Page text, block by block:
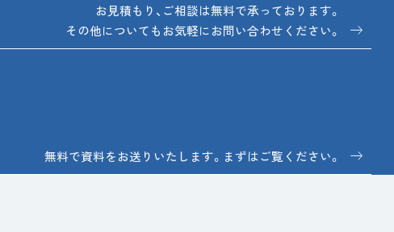
お見積もり、ご相談は無料で承っております。
その他についてもお気軽にお問い合わせください。
無料で資料をお送りいたします。まずはご覧ください。